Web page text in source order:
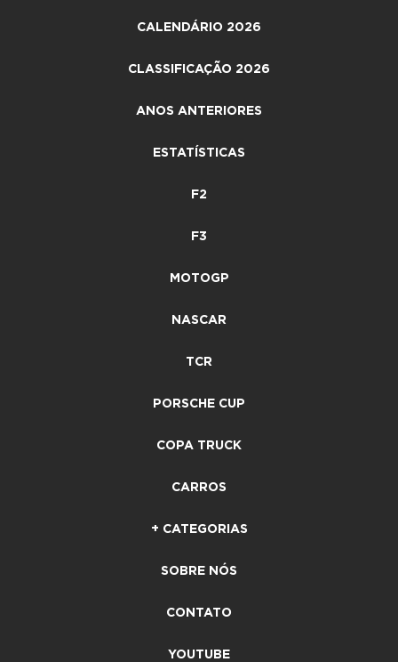
CALENDÁRIO 2026
CLASSIFICAÇÃO 2026
ANOS ANTERIORES
ESTATÍSTICAS
F2
F3
MOTOGP
NASCAR
TCR
PORSCHE CUP
COPA TRUCK
CARROS
+ CATEGORIAS
SOBRE NÓS
CONTATO
YOUTUBE